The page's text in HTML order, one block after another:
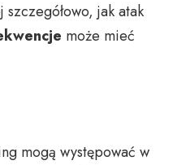
jak atak
może mieć
mogą występować w